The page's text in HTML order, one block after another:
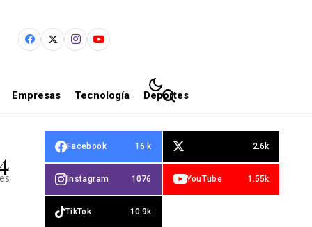
Empresas Tecnología Deportes
Facebook 16 k 2.6k
Instagram 1076 YouTube 1.55k
TikTok 10.9k